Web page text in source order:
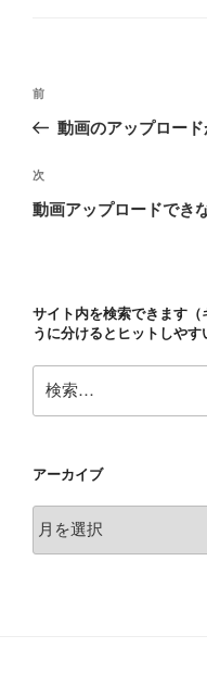
投
ビ
ゲ
ン
前
の
稿
前
動画のアップロード
次
の
次
動画アップロードでき
サイト内を検索できます
うに分けるとヒットしやす
索:
アーカイブ
ー